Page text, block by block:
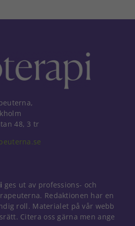
48, 3 tr
ges ut av professions- och
Redaktionen har en
roll. Materialet på vår webb
Citera oss gärna men ange
Dessa kakor
går inte att
välja bort. De
behövs för
att hemsidan